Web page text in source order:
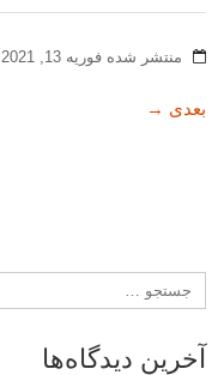
منتشر شده فوریه 13, 2021
بعدی →
آخرین دیدگاه‌ها